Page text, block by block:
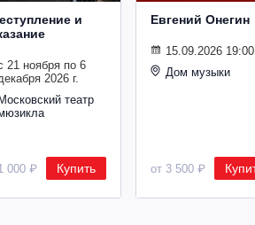
и
21 ноября по 6
2026 г.
Московский театр
000 ₽ Купить
Евгений Онегин
15.09.2026 19:00
Дом музыки
от 3 500 ₽